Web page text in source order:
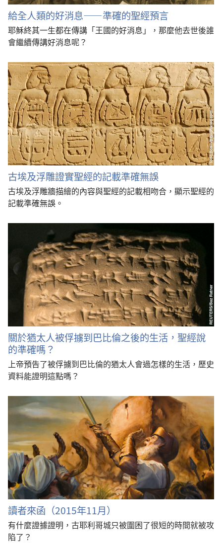
給全人類的好消息——準確的聖經預言
耶穌終其一生都在傳講「王國的好消息」，那麼他去世後誰
會繼續傳講好消息呢？
古埃及浮雕證實聖經的記載準確無誤
古埃及浮雕牆描繪的內容與聖經的記載相吻合，顯示聖經的
記載準確無誤。
關於猶太人被俘擄到巴比倫之後的生活，聖經說
的準確嗎？
上帝預告了被俘擄到巴比倫的猶太人會過怎樣的生活，歷史
資料能證明這點嗎？
讀者來函（2015年11月）
有什麼證據證明，古耶利哥城只被圍困了很短的時間就被攻
陷了？